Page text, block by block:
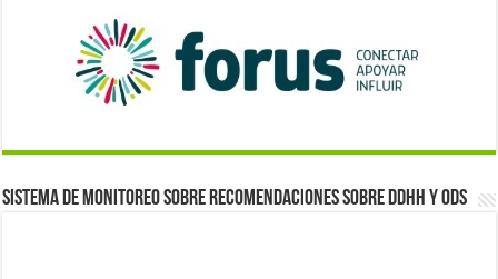
Sistema de monitoreo sobre recomendaciones sobre DDHH y ODS